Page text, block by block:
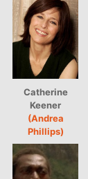
Catherine
Keener
(Andrea
Phillips)